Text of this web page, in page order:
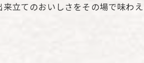
立てのおいしさをその場で味わ